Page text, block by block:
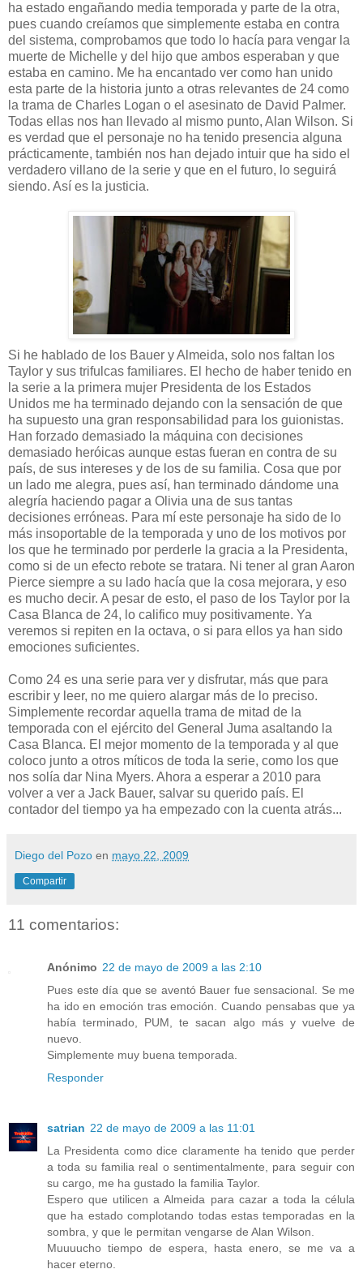
ha estado engañando media temporada y parte de la otra,
pues cuando creíamos que simplemente estaba en contra
del sistema, comprobamos que todo lo hacía para vengar la
muerte de Michelle y del hijo que ambos esperaban y que
estaba en camino. Me ha encantado ver como han unido
esta parte de la historia junto a otras relevantes de 24 como
la trama de Charles Logan o el asesinato de David Palmer.
Todas ellas nos han llevado al mismo punto, Alan Wilson. Si
es verdad que el personaje no ha tenido presencia alguna
prácticamente, también nos han dejado intuir que ha sido el
verdadero villano de la serie y que en el futuro, lo seguirá
siendo. Así es la justicia.
Si he hablado de los Bauer y Almeida, solo nos faltan los
Taylor y sus trifulcas familiares. El hecho de haber tenido en
la serie a la primera mujer Presidenta de los Estados
Unidos me ha terminado dejando con la sensación de que
ha supuesto una gran responsabilidad para los guionistas.
Han forzado demasiado la máquina con decisiones
demasiado heróicas aunque estas fueran en contra de su
país, de sus intereses y de los de su familia. Cosa que por
un lado me alegra, pues así, han terminado dándome una
alegría haciendo pagar a Olivia una de sus tantas
decisiones erróneas. Para mí este personaje ha sido de lo
más insoportable de la temporada y uno de los motivos por
los que he terminado por perderle la gracia a la Presidenta,
como si de un efecto rebote se tratara. Ni tener al gran Aaron
Pierce siempre a su lado hacía que la cosa mejorara, y eso
es mucho decir. A pesar de esto, el paso de los Taylor por la
Casa Blanca de 24, lo califico muy positivamente. Ya
veremos si repiten en la octava, o si para ellos ya han sido
emociones suficientes.
Como 24 es una serie para ver y disfrutar, más que para
escribir y leer, no me quiero alargar más de lo preciso.
Simplemente recordar aquella trama de mitad de la
temporada con el ejército del General Juma asaltando la
Casa Blanca. El mejor momento de la temporada y al que
coloco junto a otros míticos de toda la serie, como los que
nos solía dar Nina Myers. Ahora a esperar a 2010 para
volver a ver a Jack Bauer, salvar su querido país. El
contador del tiempo ya ha empezado con la cuenta atrás...
Diego del Pozo en mayo 22, 2009
Compartir
11 comentarios:
Anónimo 22 de mayo de 2009 a las 2:10
Pues este día que se aventó Bauer fue sensacional. Se me
ha ido en emoción tras emoción. Cuando pensabas que ya
había terminado, PUM, te sacan algo más y vuelve de
nuevo.
Simplemente muy buena temporada.
Responder
satrian 22 de mayo de 2009 a las 11:01
La Presidenta como dice claramente ha tenido que perder
a toda su familia real o sentimentalmente, para seguir con
su cargo, me ha gustado la familia Taylor.
Espero que utilicen a Almeida para cazar a toda la célula
que ha estado complotando todas estas temporadas en la
sombra, y que le permitan vengarse de Alan Wilson.
Muuuucho tiempo de espera, hasta enero, se me va a
hacer eterno.